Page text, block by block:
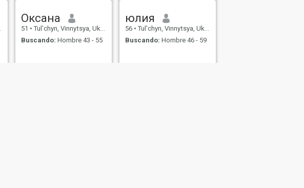
Оксана
51 • Tul'chyn, Vinnytsya, Ukrania
Buscando: Hombre 43 - 55
юлия
56 • Tul'chyn, Vinnytsya, Ukrania
Buscando: Hombre 46 - 59